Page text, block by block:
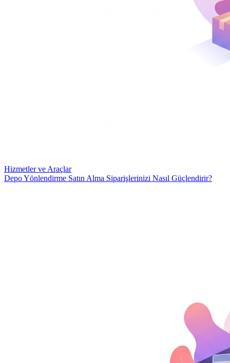
Hizmetler ve Araçlar
Depo Yönlendirme Satın Alma Siparişlerinizi Nasıl Güçlendirir?